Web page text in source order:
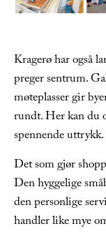
Kragerø har også
preger sentrum.
møteplasser gir
rundt. Her kan du
spennende uttrykk.
Det som gjør
Den hyggelige
den personlige
handler like mye